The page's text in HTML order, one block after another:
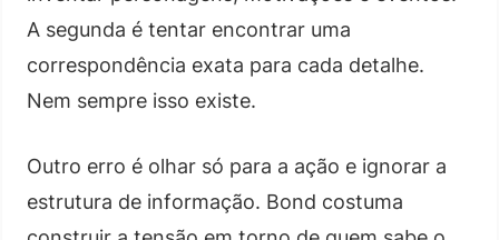
A segunda é tentar encontrar uma
correspondência exata para cada detalhe.
Nem sempre isso existe.
Outro erro é olhar só para a ação e ignorar a
estrutura de informação. Bond costuma